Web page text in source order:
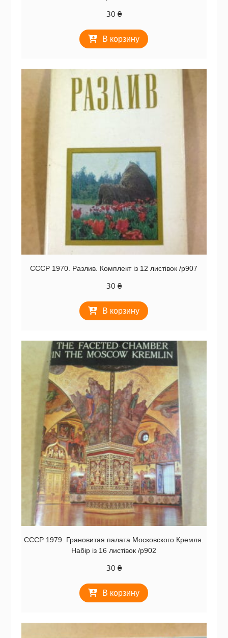
30 ₴
В корзину
СССР 1970. Разлив. Комплект із 12 листівок /р907
30 ₴
В корзину
СССР 1979. Грановитая палата Московского Кремля.
Набір із 16 листівок /р902
30 ₴
В корзину